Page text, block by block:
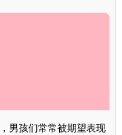
男孩们常常被期望表现